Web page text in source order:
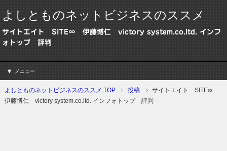
よしとものネットビジネスのススメ
サイトエイト SITE∞ 伊藤博仁 victory system.co.ltd. インフ
ォトップ 評判
メニュー
よしとものネットビジネスのススメ TOP 投稿
サイトエイト SITE∞
伊藤博仁 victory system.co.ltd. インフォトップ 評判